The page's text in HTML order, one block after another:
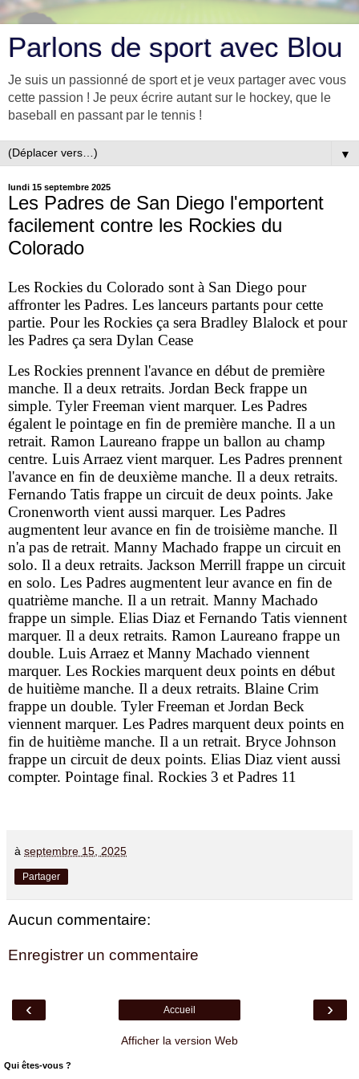
Parlons de sport avec Blou
Je suis un passionné de sport et je veux partager avec vous
cette passion ! Je peux écrire autant sur le hockey, que le
baseball en passant par le tennis !
▼
lundi 15 septembre 2025
Les Padres de San Diego l'emportent
facilement contre les Rockies du
Colorado
Les Rockies du Colorado sont à San Diego pour
affronter les Padres. Les lanceurs partants pour cette
partie. Pour les Rockies ça sera Bradley Blalock et pour
les Padres ça sera Dylan Cease
Les Rockies prennent l'avance en début de première
manche. Il a deux retraits. Jordan Beck frappe un
simple. Tyler Freeman vient marquer. Les Padres
égalent le pointage en fin de première manche. Il a un
retrait. Ramon Laureano frappe un ballon au champ
centre. Luis Arraez vient marquer. Les Padres prennent
l'avance en fin de deuxième manche. Il a deux retraits.
Fernando Tatis frappe un circuit de deux points. Jake
Cronenworth vient aussi marquer. Les Padres
augmentent leur avance en fin de troisième manche. Il
n'a pas de retrait. Manny Machado frappe un circuit en
solo. Il a deux retraits. Jackson Merrill frappe un circuit
en solo. Les Padres augmentent leur avance en fin de
quatrième manche. Il a un retrait. Manny Machado
frappe un simple. Elias Diaz et Fernando Tatis viennent
marquer. Il a deux retraits. Ramon Laureano frappe un
double. Luis Arraez et Manny Machado viennent
marquer. Les Rockies marquent deux points en début
de huitième manche. Il a deux retraits. Blaine Crim
frappe un double. Tyler Freeman et Jordan Beck
viennent marquer. Les Padres marquent deux points en
fin de huitième manche. Il a un retrait. Bryce Johnson
frappe un circuit de deux points. Elias Diaz vient aussi
compter. Pointage final. Rockies 3 et Padres 11
à septembre 15, 2025
Partager
Aucun commentaire:
Enregistrer un commentaire
‹ ›
Accueil
Afficher la version Web
Qui êtes-vous ?